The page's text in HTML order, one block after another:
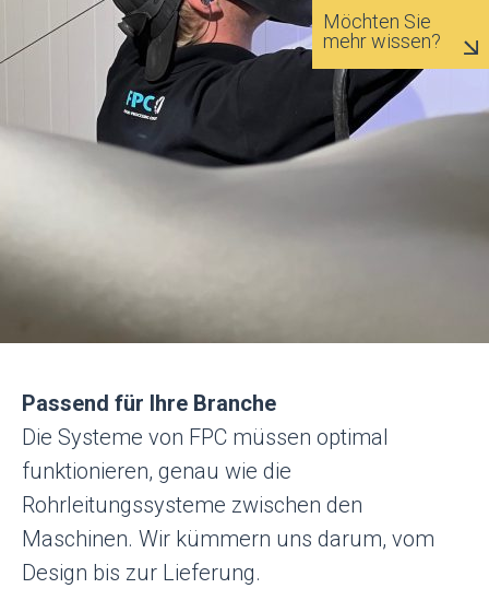
Passend für Ihre Branche
Die Systeme von FPC müssen optimal
funktionieren, genau wie die
Rohrleitungssysteme zwischen den
Maschinen. Wir kümmern uns darum, vom
Design bis zur Lieferung.
Möchten Sie
mehr wissen?